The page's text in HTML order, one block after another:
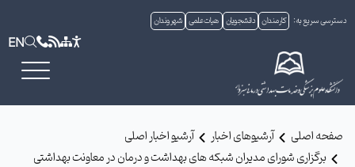
دسترسی سریع به: کارمندان دانشجویان هیات علمی شهروندان
EN
صفحه اصلی آرشیوهای اخبار
آرشیو اخبار اصلی
برگزاری شورای مدیران شبکه های بهداشت و درمان در معاونت بهداشتی